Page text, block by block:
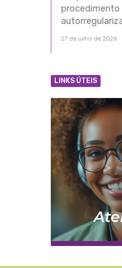
nos
setor
14 de julho de 2026
LINKS ÚTEIS